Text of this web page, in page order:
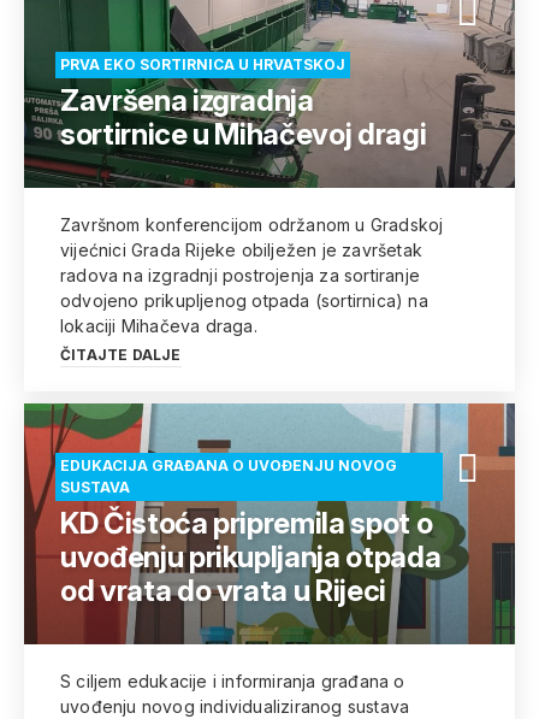
PRVA EKO SORTIRNICA U HRVATSKOJ
Završena izgradnja
sortirnice u Mihačevoj dragi
Završnom konferencijom održanom u Gradskoj
vijećnici Grada Rijeke obilježen je završetak
radova na izgradnji postrojenja za sortiranje
odvojeno prikupljenog otpada (sortirnica) na
lokaciji Mihačeva draga.
ČITAJTE DALJE
EDUKACIJA GRAĐANA O UVOĐENJU NOVOG
SUSTAVA
KD Čistoća pripremila spot o
uvođenju prikupljanja otpada
od vrata do vrata u Rijeci
S ciljem edukacije i informiranja građana o
uvođenju novog individualiziranog sustava